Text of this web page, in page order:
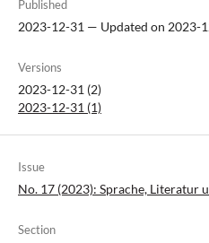
Published
2023-12-31 — Updated on 2023-
Versions
2023-12-31 (2)
2023-12-31 (1)
Issue
No. 17 (2023): Sprache, Literatur
Section